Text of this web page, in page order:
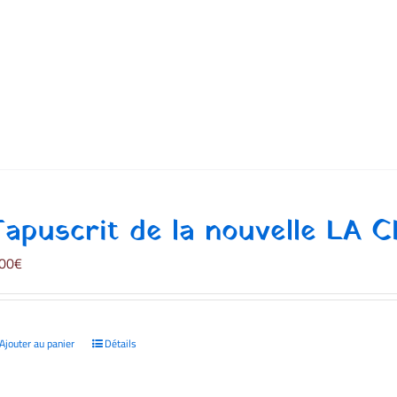
de la nouvelle LA
€
au panier Détails